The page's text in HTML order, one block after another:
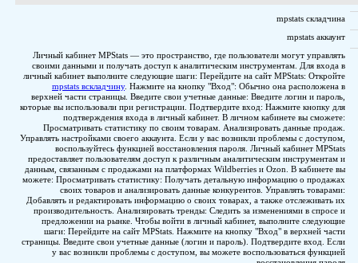
Личный кабинет MPStats — это пространство, где
своими данными и получать доступ к аналитическим
личный кабинет выполните следующие шаги: Перейдите на
mpstats вскладчину. Нажмите на кнопку "Вход":
верхней части страницы. Введите свои учетные данные:
которые вы использовали при регистрации. Подтвердите
подтверждения входа в личный кабинет. В
Просматривать статистику по своим товарам.
Управлять настройками своего аккаунта. Если у вас
воспользуйтесь функцией восстановления пароля.
предоставляет пользователям доступ к различным
данным, связанным с продажами на платформах Wildberries
можете: Просматривать статистику: Получать детальную
своих товаров и анализировать данные
Добавлять и редактировать информацию о своих товарах, а
производительность. Анализировать тренды: Следить за
предложении на рынке. Чтобы войти в личный
шаги: Перейдите на сайт MPStats. Нажмите на кнопку
страницы. Введите свои учетные данные (логин и пароль).
у вас возникли проблемы с доступом, вы можете